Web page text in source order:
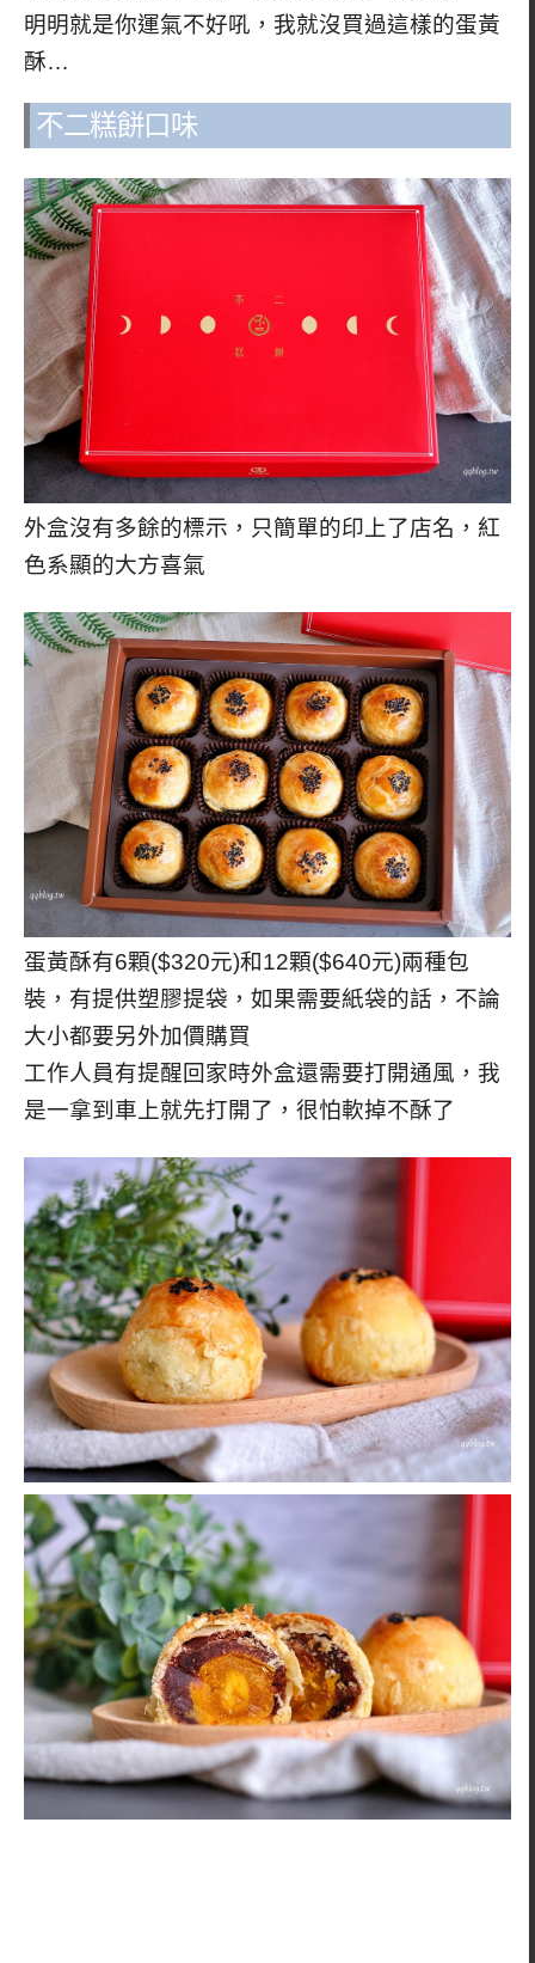
明明就是你運氣不好吼，我就沒買過這樣的蛋黃
酥…
不二糕餅口味
外盒沒有多餘的標示，只簡單的印上了店名，紅
色系顯的大方喜氣
蛋黃酥有6顆($320元)和12顆($640元)兩種包
裝，有提供塑膠提袋，如果需要紙袋的話，不論
大小都要另外加價購買
工作人員有提醒回家時外盒還需要打開通風，我
是一拿到車上就先打開了，很怕軟掉不酥了